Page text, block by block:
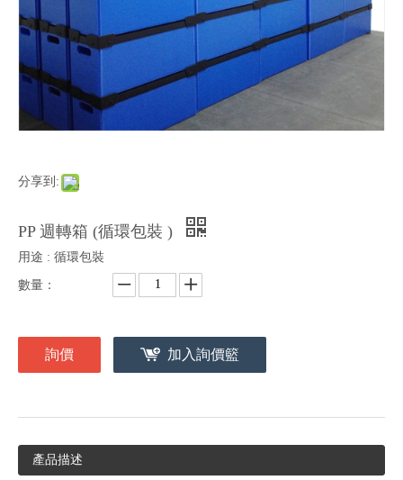
分享到:
PP 週轉箱 (循環包裝 )
用途 : 循環包裝
數量：
詢價 加入詢價籃
產品描述